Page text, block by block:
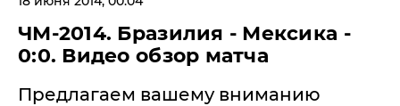
ЧМ-2014. Бразилия - Мексика -
0:0. Видео обзор матча
Предлагаем вашему вниманию